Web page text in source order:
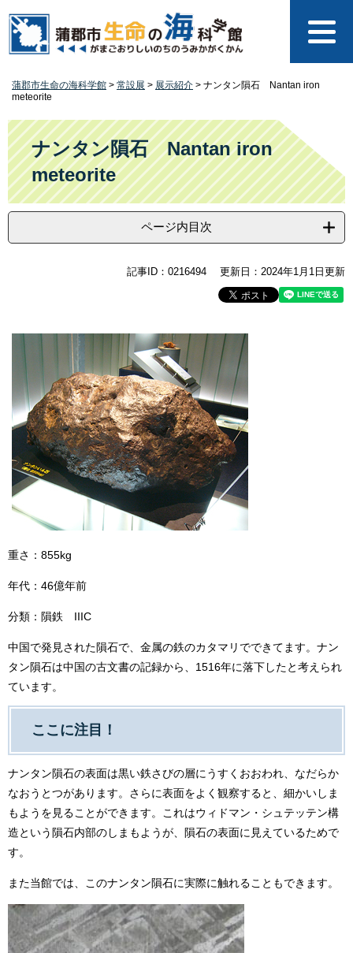
の
す
。
ー
し
て
本
文
へ
蒲郡市生命の海科学館 > 常設展 > 展示紹介 > ナンタン隕石 Nantan iron
meteorite
本
文
ナンタン隕石 Nantan iron
meteorite
ページ内目次
記事ID：0216494 更新日：2024年1月1日更新
重さ：855kg
年代：46億年前
分類：隕鉄 IIIC
中国で発見された隕石で、金属の鉄のカタマリでできてます。ナン
タン隕石は中国の古文書の記録から、1516年に落下したと考えられ
ています。
ここに注目！
ナンタン隕石の表面は黒い鉄さびの層にうすくおおわれ、なだらか
なおうとつがあります。さらに表面をよく観察すると、細かいしま
もようを見ることができます。これはウィドマン・シュテッテン構
造という隕石内部のしまもようが、隕石の表面に見えているためで
す。
また当館では、このナンタン隕石に実際に触れることもできます。